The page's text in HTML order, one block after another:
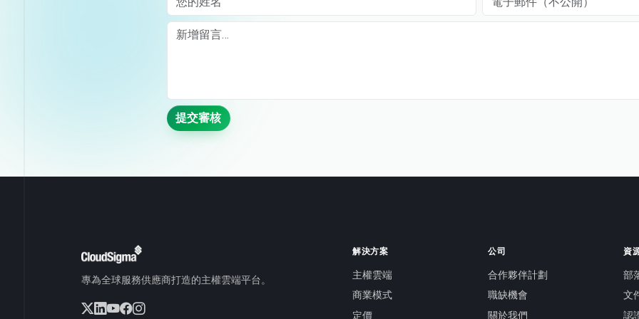
Comment
提交審核
專為全球服務供應商打造的主權雲端平台。
解決方案
主權雲端
商業模式
定價
公司
合作夥伴計劃
職缺機會
關於我們
資
部
文
認